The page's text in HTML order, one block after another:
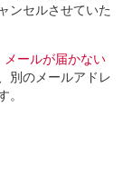
ンセルさせていた
ールが届かない
別のメールアドレ
。